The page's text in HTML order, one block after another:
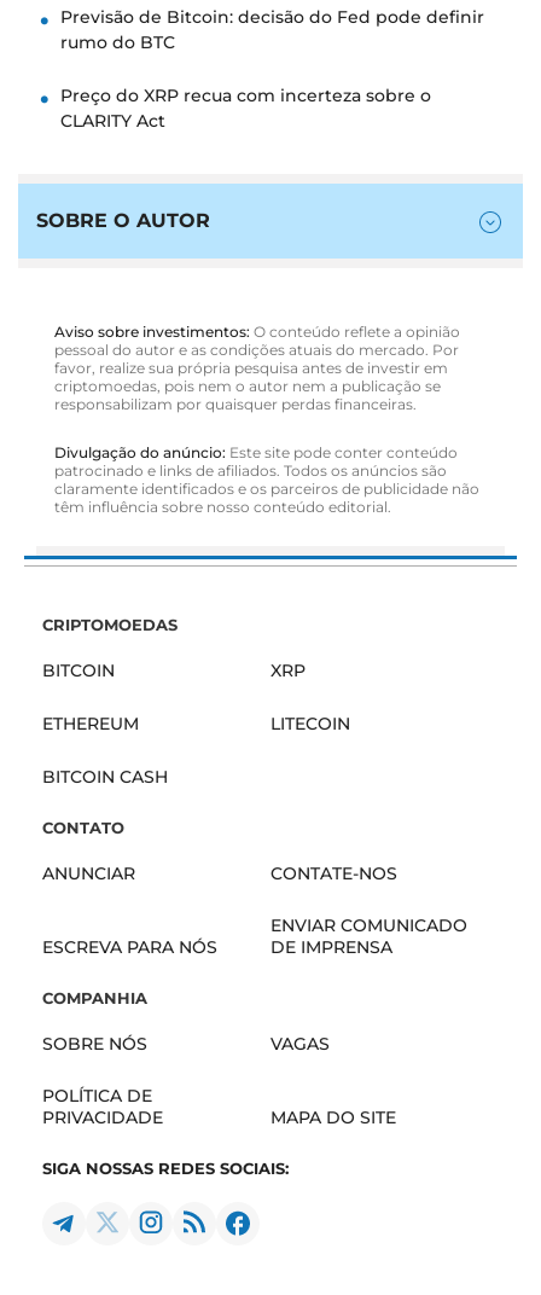
Previsão de Bitcoin: decisão do Fed pode definir
rumo do BTC
Preço do XRP recua com incerteza sobre o
CLARITY Act
SOBRE O AUTOR
Aviso sobre investimentos: O conteúdo reflete a opinião
pessoal do autor e as condições atuais do mercado. Por
favor, realize sua própria pesquisa antes de investir em
criptomoedas, pois nem o autor nem a publicação se
responsabilizam por quaisquer perdas financeiras.
Divulgação do anúncio: Este site pode conter conteúdo
patrocinado e links de afiliados. Todos os anúncios são
claramente identificados e os parceiros de publicidade não
têm influência sobre nosso conteúdo editorial.
CRIPTOMOEDAS
BITCOIN XRP
ETHEREUM LITECOIN
BITCOIN CASH
CONTATO
ANUNCIAR CONTATE-NOS
ESCREVA PARA NÓS
ENVIAR COMUNICADO
DE IMPRENSA
COMPANHIA
SOBRE NÓS VAGAS
POLÍTICA DE
PRIVACIDADE
MAPA DO SITE
SIGA NOSSAS REDES SOCIAIS: